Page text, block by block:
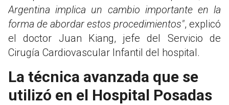
Argentina implica un cambio importante en la
forma de abordar estos procedimientos", explicó
el doctor Juan Kiang, jefe del Servicio de
Cirugía Cardiovascular Infantil del hospital.
La técnica avanzada que se
utilizó en el Hospital Posadas